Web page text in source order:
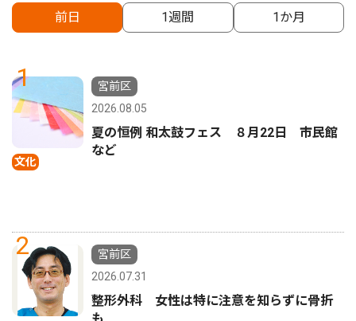
前日 1週間 1か月
1
文化
宮前区
2026.08.05
夏の恒例 和太鼓フェス ８月22日 市民館
など
2
宮前区
2026.07.31
整形外科 女性は特に注意を知らずに骨折
も